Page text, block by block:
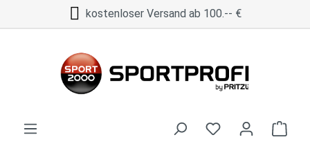
Zum Hauptinhalt springenkostenloser Versand ab 100.-- €